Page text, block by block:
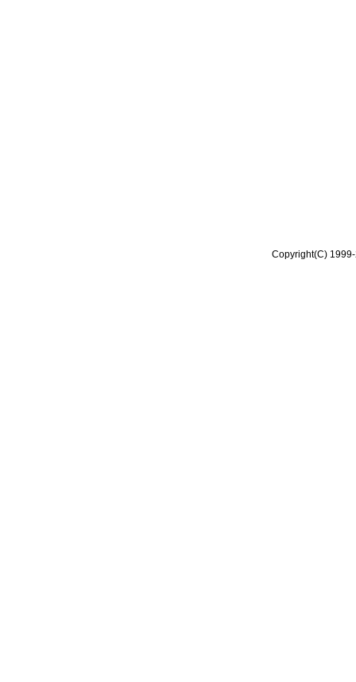
Copyright(C)